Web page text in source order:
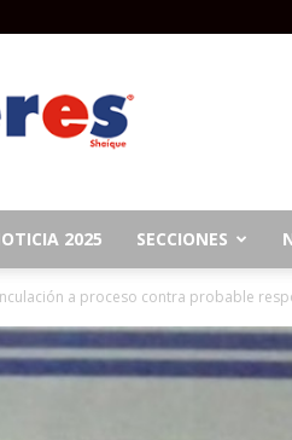
2025 SECCIONES
a proceso contra probable